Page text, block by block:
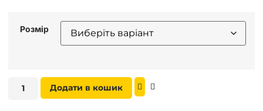
Розмір
Додати в кошик